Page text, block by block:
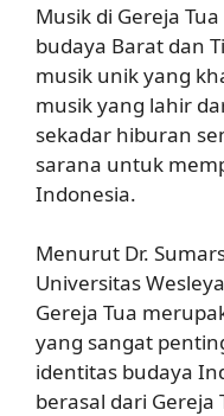
Musik di Gereja
budaya Barat dan
musik unik yang
musik yang lahir
sekadar hiburan
sarana untuk
Indonesia.
Menurut Dr.
Universitas
Gereja Tua
yang sangat
identitas budaya
berasal dari Gereja